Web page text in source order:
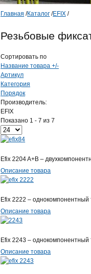
Главная /Каталог /EFIX /
Резьбовые
Сортировать по
Название товара +/-
Артикул
Категория
Порядок
Производитель:
EFIX
Показано 1 - 7 из 7
Efix 2204 A+B –
Описание товара
Efix 2222 –
Описание товара
Efix 2243 –
Описание товара